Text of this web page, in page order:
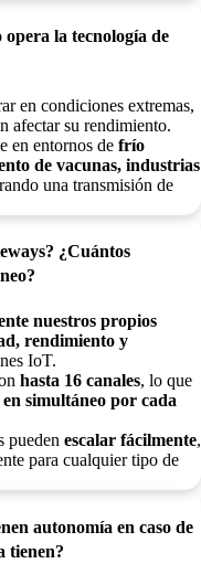
la tecnología de
en condiciones extremas,
afectar su rendimiento.
en entornos de frío
de vacunas, industrias
una transmisión de
¿Cuántos
nuestros propios
rendimiento y
IoT.
hasta 16 canales, lo que
simultáneo por cada
pueden escalar fácilmente,
para cualquier tipo de
autonomía en caso de
tienen?